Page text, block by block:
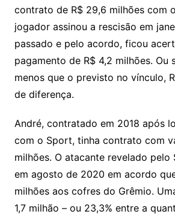
contrato de R$ 29,6 milhões com
jogador assinou a rescisão em
passado e pelo acordo, ficou
pagamento de R$ 4,2 milhões. Ou
menos que o previsto no vínculo,
de diferença.
André, contratado em 2018 após
com o Sport, tinha contrato com
milhões. O atacante revelado pelo
em agosto de 2020 em acordo
milhões aos cofres do Grêmio.
1,7 milhão – ou 23,3% entre a